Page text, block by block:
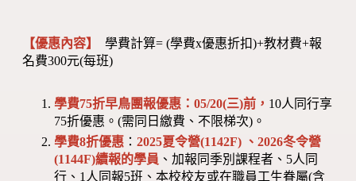
【優惠內容】
學費計算= (學費x優惠折扣)+教材費+報
名費300元(每班)
學費75折早鳥團報優惠：05/20(三)前， 10人同行享
75折優惠。(需同日繳費、不限梯次)。
學費8折優惠 ：2025夏令營(1142F) 、2026冬令營
(1144F)續報的學員 、加報同季別課程者、5人同
行、1人同報5班、本校校友或在職員工生眷屬(含